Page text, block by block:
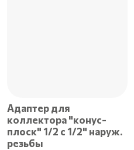
Адаптер для
коллектоpa "конус-
плоск" 1/2 с 1/2" наруж.
резьбы